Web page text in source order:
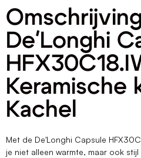
De'Longhi
Keramische
Kachel
Met de De'Longhi Capsule
je niet alleen warmte, maar ook